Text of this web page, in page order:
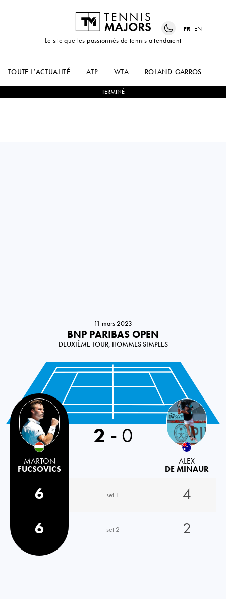
Le site que les passionnés de tennis attendaient
FR EN
TOUTE L’ACTUALITÉ ATP WTA ROLAND-GARROS
TERMINÉ
11 mars 2023
BNP PARIBAS OPEN
DEUXIÈME TOUR, HOMMES SIMPLES
Hungary
MARTON
FUCSOVICS
2 - 0
ALEX
DE MINAUR
6 set 1
4
6
set 2 2